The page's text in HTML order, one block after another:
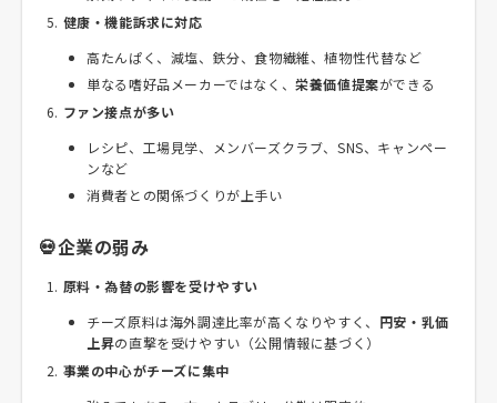
健康・機能訴求に対応
高たんぱく、減塩、鉄分、食物繊維、植物性代替など
単なる嗜好品メーカーではなく、栄養価値提案ができる
ファン接点が多い
レシピ、工場見学、メンバーズクラブ、SNS、キャンペー
ンなど
消費者との関係づくりが上手い
💀企業の弱み
原料・為替の影響を受けやすい
チーズ原料は海外調達比率が高くなりやすく、 円安・乳価
上昇の直撃を受けやすい（公開情報に基づく）
事業の中心がチーズに集中